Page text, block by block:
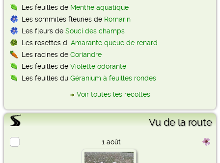
Les feuilles de Menthe aquatique
Les sommités fleuries de Romarin
Les fleurs de Souci des champs
Les rosettes d' Amarante queue de renard
Les racines de Coriandre
Les feuilles de Violette odorante
Les feuilles du Géranium à feuilles rondes
Voir toutes les récoltes
Vu de la route
1 août